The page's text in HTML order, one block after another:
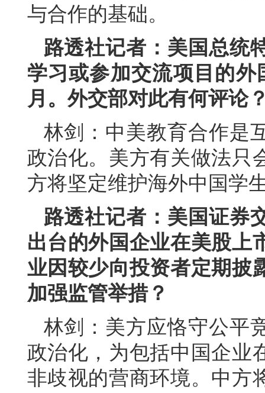
与合作的基础。
路透社记者：美国总统
学习或参加交流项目的
月。外交部对此有何评论
林剑：中美教育合作是
政治化。美方有关做法只
方将坚定维护海外中国学
路透社记者：美国证券
出台的外国企业在美股上
业因较少向投资者定期披
加强监管举措？
林剑：美方应恪守公平
政治化，为包括中国企业
非歧视的营商环境。中方